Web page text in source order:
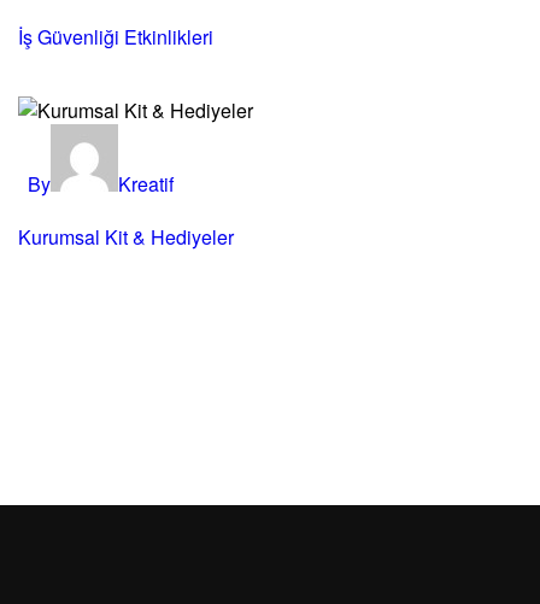
İş Güvenliği Etkinlikleri
By
Kreatif
Kurumsal Kit & Hediyeler